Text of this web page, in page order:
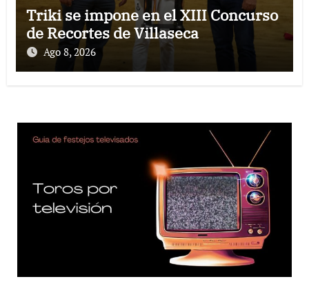
Triki se impone en el XIII Concurso
de Recortes de Villaseca
Ago 8, 2026